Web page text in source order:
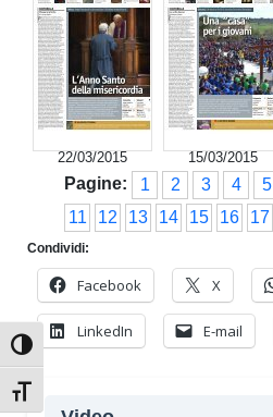
Attiva/disattiva alto contrasto
Attiva/disattiva dimensione testo
22/03/2015 15/03/2015
Pagine: 1 2 3 4 5
11
12 13 14 15 16 17
Condividi:
Facebook X
LinkedIn E-mail